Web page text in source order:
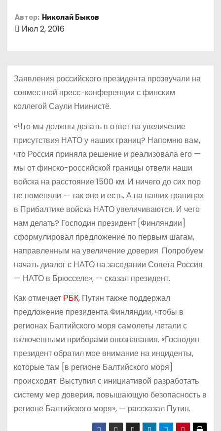
Автор: Николай Быков
Июл 2, 2016
Заявления российского президента прозвучали на
совместной пресс-конференции с финским
коллегой Саули Ниинистё.
«Что мы должны делать в ответ на увеличение
присутствия НАТО у наших границ? Напомню вам,
что Россия приняла решение и реализовала его —
мы от финско-российской границы отвели наши
войска на расстояние 1500 км. И ничего до сих пор
не поменяли — так оно и есть. А на наших границах
в Прибалтике войска НАТО увеличиваются. И чего
нам делать? Господин президент [Финляндии]
сформулировал предложение по первым шагам,
направленным на увеличение доверия. Попробуем
начать диалог с НАТО на заседании Совета Россия
— НАТО в Брюсселе», — сказал президент.
Как отмечает РБК, Путин также поддержал
предложение президента Финляндии, чтобы в
регионах Балтийского моря самолеты летали с
включенными приборами опознавания. «Господин
президент обратил мое внимание на инциденты,
которые там [в регионе Балтийского моря]
происходят. Выступил с инициативой разработать
систему мер доверия, повышающую безопасность в
регионе Балтийского моря», — рассказал Путин.